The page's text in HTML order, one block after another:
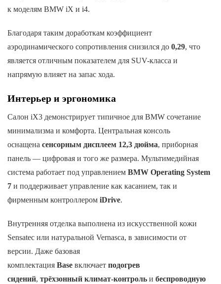
к моделям BMW iX и i4.
Благодаря таким доработкам коэффициент
аэродинамического сопротивления снизился до 0,29, что
является отличным показателем для SUV-класса и
напрямую влияет на запас хода.
Интерьер и эргономика
Салон iX3 демонстрирует типичное для BMW сочетание
минимализма и комфорта. Центральная консоль
оснащена сенсорным дисплеем 12,3 дюйма, приборная
панель — цифровая и того же размера. Мультимедийная
система работает под управлением BMW Operating System
7 и поддерживает управление как касанием, так и
фирменным контроллером iDrive.
Внутренняя отделка выполнена из искусственной кожи
Sensatec или натуральной Vernasca, в зависимости от
версии. Даже базовая
комплектация Base включает подогрев
сидений, трёхзонный климат-контроль и беспроводную